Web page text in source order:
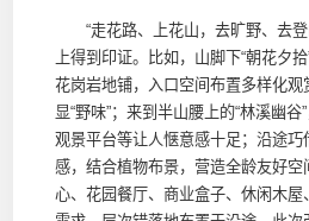
“走花路、上花山，去旷野、去登
上得到印证。比如，山脚下“朝花夕
花岗岩地铺，入口空间布置多样化
显“野味”；来到半山腰上的“林溪幽谷
观景平台等让人惬意感十足；沿途巧
感，结合植物布景，营造全龄友好空
心、花园餐厅、商业盒子、休闲木